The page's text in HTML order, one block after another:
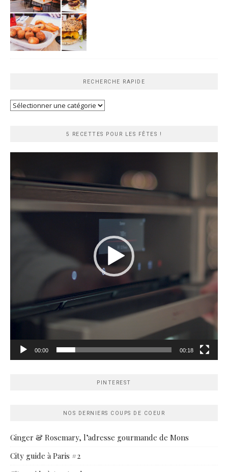
RECHERCHE RAPIDE
Recherche
5 RECETTES POUR LES FÊTES !
00:00 00:18
PINTEREST
NOS DERNIERS COUPS DE COEUR
Ginger & Rosemary, l’adresse gourmande de Mons
City guide à Paris #2